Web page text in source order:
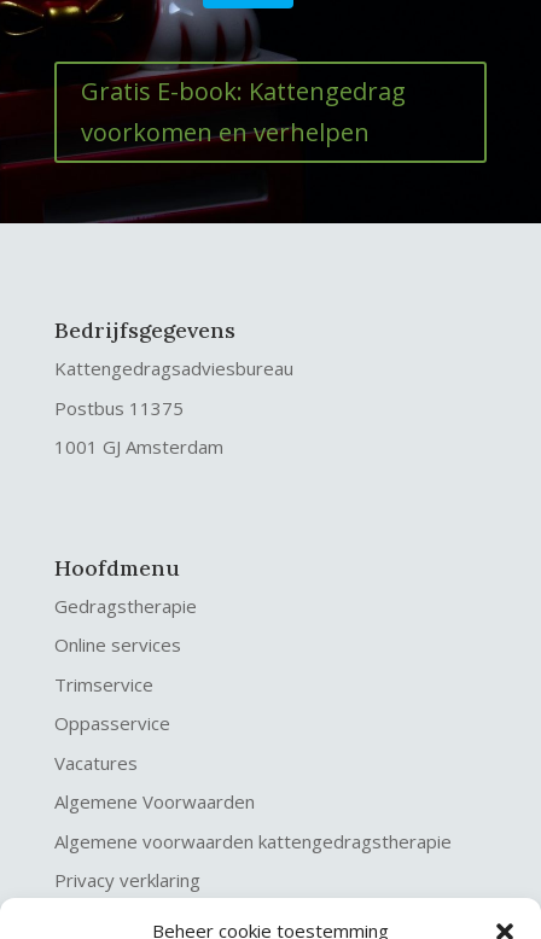
Beheer cookie toestemming
Gratis E-book: Kattengedrag
voorkomen en verhelpen
Bedrijfsgegevens
Kattengedragsadviesbureau
Postbus 11375
1001 GJ Amsterdam
Hoofdmenu
Gedragstherapie
Online services
Trimservice
Oppasservice
Vacatures
Algemene Voorwaarden
Algemene voorwaarden kattengedragstherapie
Privacy verklaring
Disclaimer & Copyright